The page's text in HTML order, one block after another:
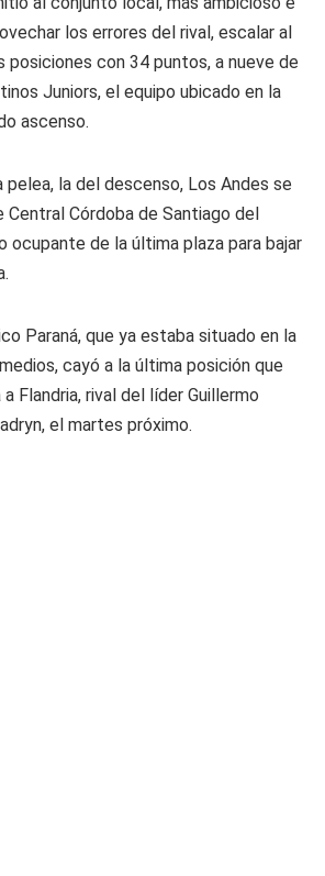
los errores del rival, escalar al
posiciones con 34 puntos, a nueve de
Juniors, el equipo ubicado en la
ascenso.
pelea, la del descenso, Los Andes se
Córdoba de Santiago del
ocupante de la última plaza para bajar
Paraná, que ya estaba situado en la
cayó a la última posición que
Flandria, rival del líder Guillermo
el martes próximo.